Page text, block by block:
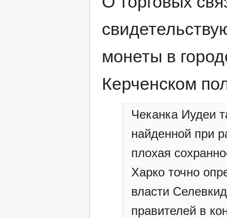
монеты в
Керченском
Чеканка Иудеи
найденной при
плохая
Харко точно
власти
правителей в